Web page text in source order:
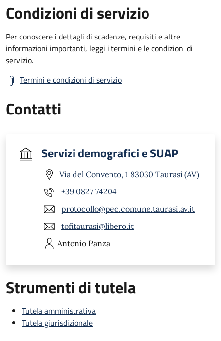
Condizioni di servizio
Per conoscere i dettagli di scadenze, requisiti e altre
informazioni importanti, leggi i termini e le condizioni di
servizio.
Termini e condizioni di servizio
Contatti
Servizi demografici e SUAP
Via del Convento, 1 83030 Taurasi (AV)
+39 0827 74204
protocollo@pec.comune.taurasi.av.it
tofitaurasi@libero.it
Antonio Panza
Strumenti di tutela
Tutela amministrativa
Tutela giurisdizionale